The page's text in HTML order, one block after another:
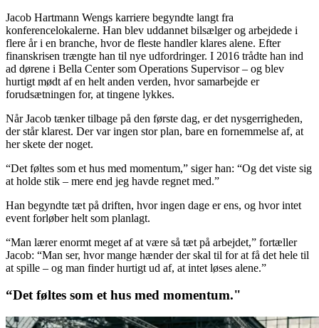
Jacob Hartmann Wengs karriere begyndte langt fra
konferencelokalerne. Han blev uddannet bilsælger og arbejdede i
flere år i en branche, hvor de fleste handler klares alene. Efter
finanskrisen trængte han til nye udfordringer. I 2016 trådte han ind
ad dørene i Bella Center som Operations Supervisor – og blev
hurtigt mødt af en helt anden verden, hvor samarbejde er
forudsætningen for, at tingene lykkes.
Når Jacob tænker tilbage på den første dag, er det nysgerrigheden,
der står klarest. Der var ingen stor plan, bare en fornemmelse af, at
her skete der noget.
“Det føltes som et hus med momentum,” siger han: “Og det viste sig
at holde stik – mere end jeg havde regnet med.”
Han begyndte tæt på driften, hvor ingen dage er ens, og hvor intet
event forløber helt som planlagt.
“Man lærer enormt meget af at være så tæt på arbejdet,” fortæller
Jacob: “Man ser, hvor mange hænder der skal til for at få det hele til
at spille – og man finder hurtigt ud af, at intet løses alene.”
“Det føltes som et hus med momentum."